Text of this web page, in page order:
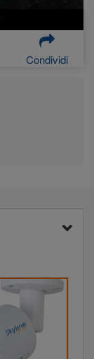
Condividi